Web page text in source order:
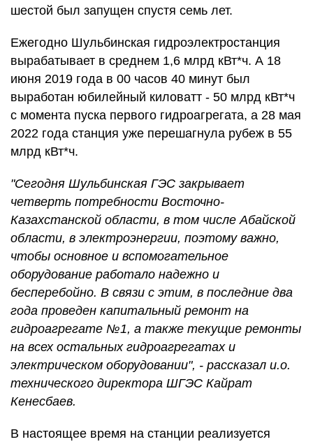
шестой был запущен спустя семь лет.
Ежегодно Шульбинская гидроэлектростанция
вырабатывает в среднем 1,6 млрд кВт*ч. А 18
июня 2019 года в 00 часов 40 минут был
выработан юбилейный киловатт - 50 млрд кВт*ч
с момента пуска первого гидроагрегата, а 28 мая
2022 года станция уже перешагнула рубеж в 55
млрд кВт*ч.
"Сегодня Шульбинская ГЭС закрывает
четверть потребности Восточно-
Казахстанской области, в том числе Абайской
области, в электроэнергии, поэтому важно,
чтобы основное и вспомогательное
оборудование работало надежно и
бесперебойно. В связи с этим, в последние два
года проведен капитальный ремонт на
гидроагрегате №1, а также текущие ремонты
на всех остальных гидроагрегатах и
электрическом оборудовании", - рассказал и.о.
технического директора ШГЭС Кайрат
Кенесбаев.
В настоящее время на станции реализуется